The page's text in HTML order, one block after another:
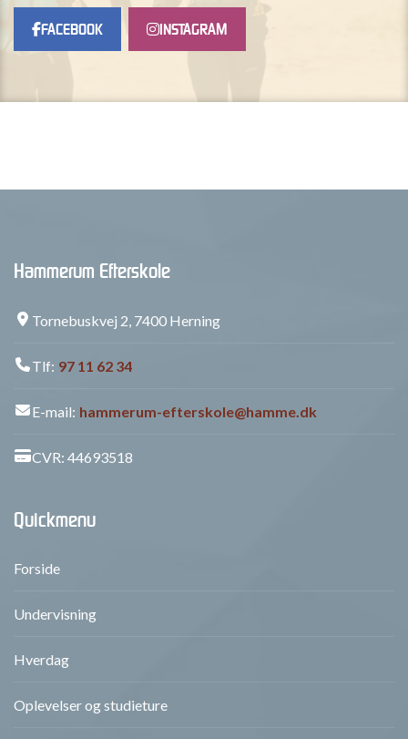
FACEBOOK INSTAGRAM
Hammerum Efterskole
Tornebuskvej 2, 7400 Herning
Tlf: 97 11 62 34
E-mail: hammerum-efterskole@hamme.dk
CVR: 44693518
Quickmenu
Forside
Undervisning
Hverdag
Oplevelser og studieture